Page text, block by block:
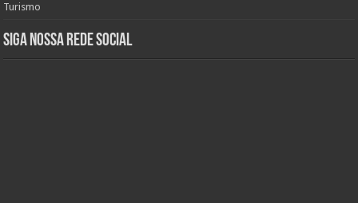
Turismo
Siga nossa rede social